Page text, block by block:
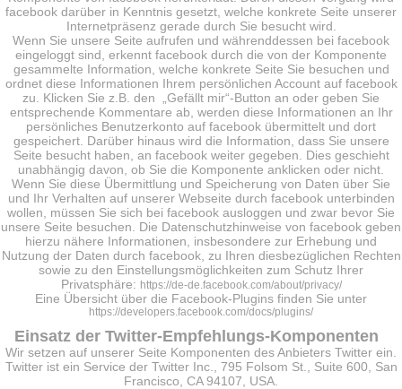
facebook darüber in Kenntnis gesetzt, welche konkrete Seite unserer
Internetpräsenz gerade durch Sie besucht wird.
Wenn Sie unsere Seite aufrufen und währenddessen bei facebook
eingeloggt sind, erkennt facebook durch die von der Komponente
gesammelte Information, welche konkrete Seite Sie besuchen und
ordnet diese Informationen Ihrem persönlichen Account auf facebook
zu. Klicken Sie z.B. den „Gefällt mir“-Button an oder geben Sie
entsprechende Kommentare ab, werden diese Informationen an Ihr
persönliches Benutzerkonto auf facebook übermittelt und dort
gespeichert. Darüber hinaus wird die Information, dass Sie unsere
Seite besucht haben, an facebook weiter gegeben. Dies geschieht
unabhängig davon, ob Sie die Komponente anklicken oder nicht.
Wenn Sie diese Übermittlung und Speicherung von Daten über Sie
und Ihr Verhalten auf unserer Webseite durch facebook unterbinden
wollen, müssen Sie sich bei facebook ausloggen und zwar bevor Sie
unsere Seite besuchen. Die Datenschutzhinweise von facebook geben
hierzu nähere Informationen, insbesondere zur Erhebung und
Nutzung der Daten durch facebook, zu Ihren diesbezüglichen Rechten
sowie zu den Einstellungsmöglichkeiten zum Schutz Ihrer
Privatsphäre: https://de-de.facebook.com/about/privacy/
Eine Übersicht über die Facebook-Plugins finden Sie unter
https://developers.facebook.com/docs/plugins/
Einsatz der Twitter-Empfehlungs-Komponenten
Wir setzen auf unserer Seite Komponenten des Anbieters Twitter ein.
Twitter ist ein Service der Twitter Inc., 795 Folsom St., Suite 600, San
Francisco, CA 94107, USA.